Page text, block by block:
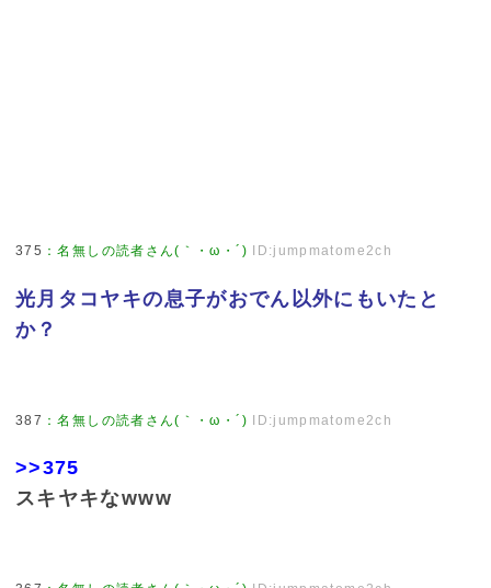
375 ：名無しの読者さん(｀・ω・´) ID:jumpmatome2ch
光月タコヤキの息子がおでん以外にもいたと
か？
387 ：名無しの読者さん(｀・ω・´) ID:jumpmatome2ch
>>375
スキヤキなwww